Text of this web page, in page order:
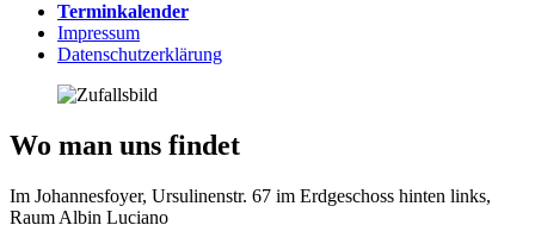
Terminkalender
Impressum
Datenschutzerklärung
Wo man uns findet
Im Johannesfoyer, Ursulinenstr. 67 im Erdgeschoss hinten links,
Raum Albin Luciano